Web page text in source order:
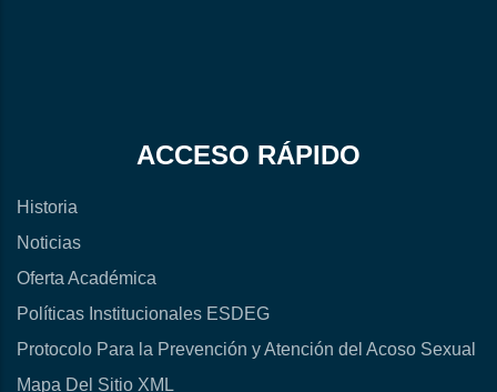
ACCESO RÁPIDO
Historia
Noticias
Oferta Académica
Políticas Institucionales ESDEG
Protocolo Para la Prevención y Atención del Acoso Sexual
Mapa Del Sitio XML